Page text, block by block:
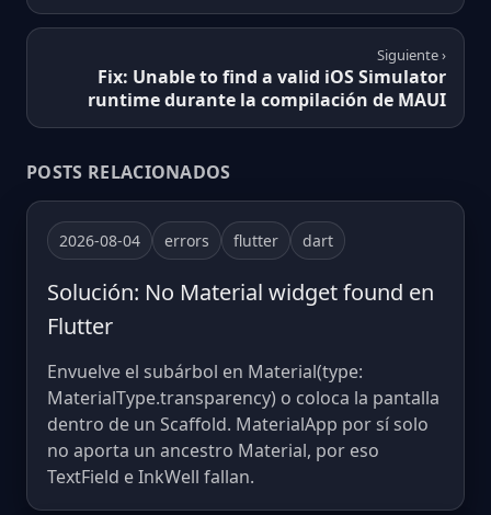
Siguiente ›
Fix: Unable to find a valid iOS Simulator
runtime durante la compilación de MAUI
POSTS RELACIONADOS
2026-08-04 errors flutter dart
Solución: No Material widget found en
Flutter
Envuelve el subárbol en Material(type:
MaterialType.transparency) o coloca la pantalla
dentro de un Scaffold. MaterialApp por sí solo
no aporta un ancestro Material, por eso
TextField e InkWell fallan.